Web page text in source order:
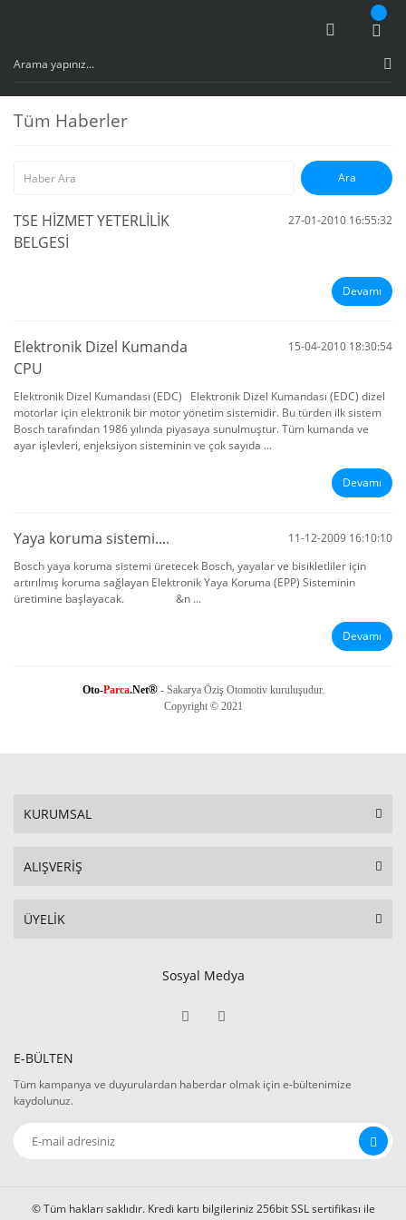
Tüm Haberler
TSE HİZMET YETERLİLİK
BELGESİ
27-01-2010 16:55:32
Devamı
Elektronik Dizel Kumanda
CPU
15-04-2010 18:30:54
Elektronik Dizel Kumandası (EDC) Elektronik Dizel Kumandası (EDC) dizel
motorlar için elektronik bir motor yönetim sistemidir. Bu türden ilk sistem
Bosch tarafından 1986 yılında piyasaya sunulmuştur. Tüm kumanda ve
ayar işlevleri, enjeksiyon sisteminin ve çok sayıda ...
Devamı
Yaya koruma sistemi....
11-12-2009 16:10:10
Bosch yaya koruma sistemi üretecek Bosch, yayalar ve bisikletliler için
artırılmış koruma sağlayan Elektronik Yaya Koruma (EPP) Sisteminin
üretimine başlayacak. &n ...
Devamı
Oto-Parca.Net®- Sakarya Öziş Otomotiv kuruluşudur.
Copyright © 2021
KURUMSAL
ALIŞVERİŞ
ÜYELİK
Sosyal Medya
E-BÜLTEN
Tüm kampanya ve duyurulardan haberdar olmak için e-bültenimize
kaydolunuz.
© Tüm hakları saklıdır. Kredi kartı bilgileriniz 256bit SSL sertifikası ile